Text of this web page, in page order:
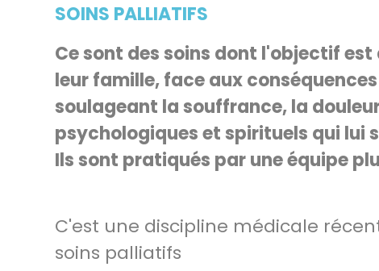
SOINS PALLIATIFS
Ce sont des soins dont l'objectif
leur famille, face aux
soulageant la souffrance, la
psychologiques et spirituels qui lui
Ils sont pratiqués par une équipe
C'est une discipline médicale
soins palliatifs